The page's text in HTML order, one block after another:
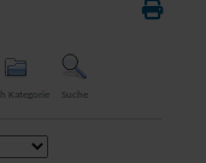
Kategorie Suche
um die Liste zu filtern